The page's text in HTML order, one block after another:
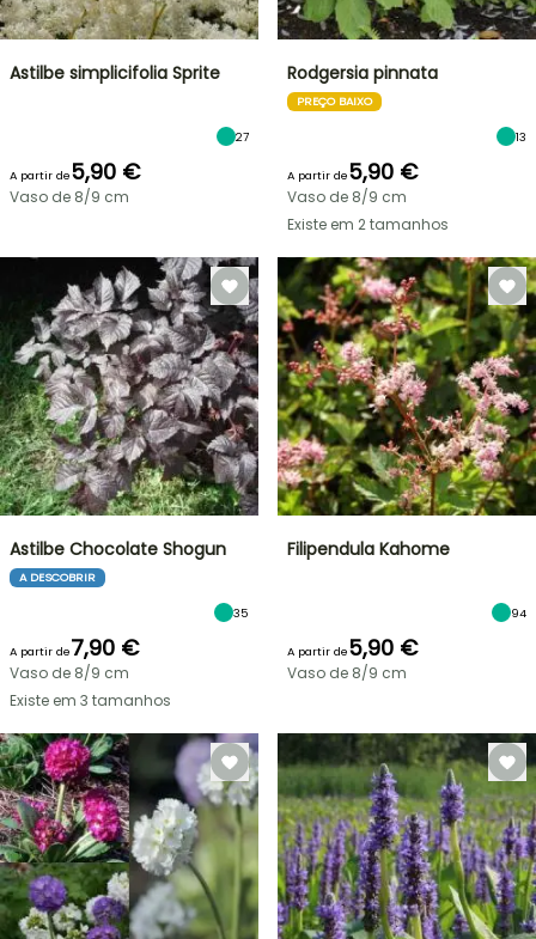
Astilbe simplicifolia Sprite
27
A partir de5,90 €
Vaso de 8/9 cm
Rodgersia pinnata
PREÇO BAIXO
13
A partir de5,90 €
Vaso de 8/9 cm
Existe em 2 tamanhos
Astilbe Chocolate Shogun
A DESCOBRIR
35
A partir de7,90 €
Vaso de 8/9 cm
Existe em 3 tamanhos
Filipendula Kahome
94
A partir de5,90 €
Vaso de 8/9 cm